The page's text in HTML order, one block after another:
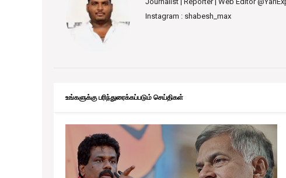
Instagram : shabesh_max
உங்களுக்கு பரிந்துரைக்கப்படும் செய்திகள்